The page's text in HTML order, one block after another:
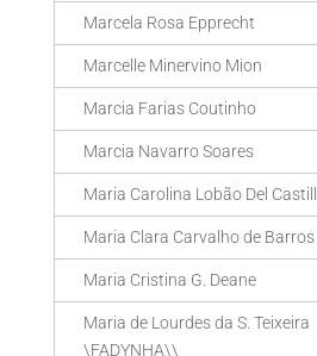
Marcela Rosa Epprecht
Marcelle Minervino Mion
Marcia Farias Coutinho
Marcia Navarro Soares
Maria Carolina Lobão Del
Maria Clara Carvalho de Barros
Maria Cristina G. Deane
Maria de Lourdes da S. Teixeira
\FADYNHA\\